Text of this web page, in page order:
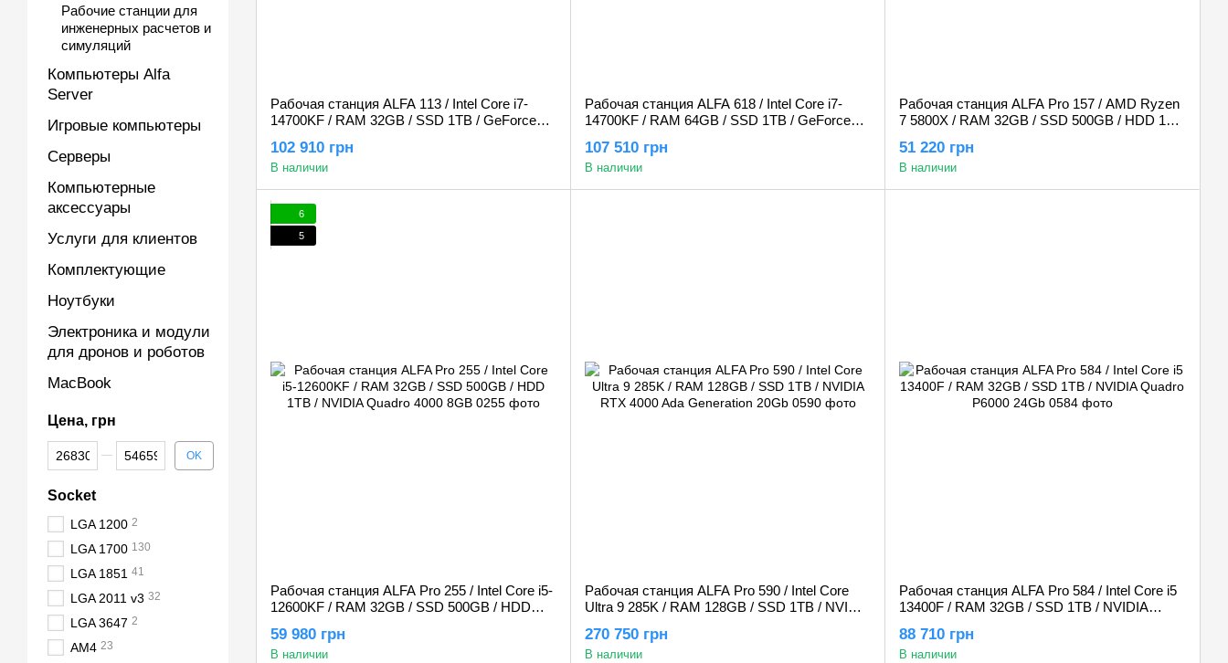
Рабочая станция ALFA 113 / Intel Core i7-
14700KF / RAM 32GB / SSD 1TB / GeForce
102 910 грн
В наличии
Рабочая станция ALFA 618 / Intel Core i7-
14700KF / RAM 64GB / SSD 1TB / GeForce
107 510 грн
В наличии
Рабочая станция ALFA Pro 157 / AMD Ryzen
7 5800X / RAM 32GB / SSD 500GB / HDD 1TB
51 220 грн
В наличии
6
5
Рабочая станция ALFA Pro 255 / Intel Core i5-
12600KF / RAM 32GB / SSD 500GB / HDD
59 980 грн
В наличии
Рабочая станция ALFA Pro 590 / Intel Core
Ultra 9 285K / RAM 128GB / SSD 1TB / NVIDIA
270 750 грн
В наличии
Рабочая станция ALFA Pro 584 / Intel Core i5
13400F / RAM 32GB / SSD 1TB / NVIDIA
88 710 грн
В наличии
Рабочие станции для
инженерных расчетов и
симуляций
Компьютеры Alfa
Server
Игровые компьютеры
Серверы
Компьютерные
аксессуары
Услуги для клиентов
Комплектующие
Ноутбуки
Электроника и модули
для дронов и роботов
MacBook
Цена, грн
От Цена, грн
До Цена, грн OK
Socket
LGA 1200 2
LGA 1700 130
LGA 1851 41
LGA 2011 v3 32
LGA 3647 2
AM4 23